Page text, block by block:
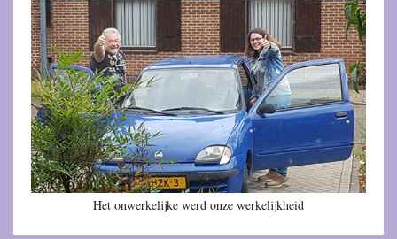
Het onwerkelijke werd onze werkelijkheid